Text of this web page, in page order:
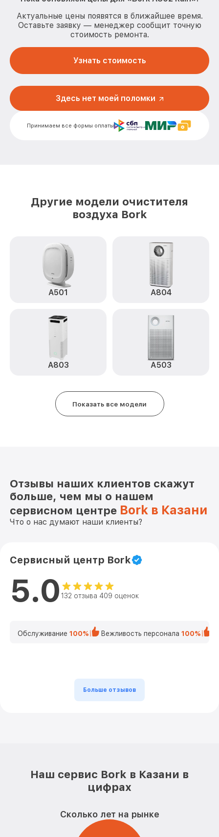
Актуальные цены появятся в ближайшее время.
Оставьте заявку — менеджер сообщит точную
стоимость ремонта.
Узнать стоимость
Принимаем все формы оплаты
Здесь нет моей поломки
Другие модели очистителя
воздуха Bork
A501 A804
A803 А503
Показать все модели
Отзывы наших клиентов скажут
больше, чем мы о нашем
сервисном центре Bork в Казани
Что о нас думают наши клиенты?
Сервисный центр Bork
5.0 132 отзыва 409 оценок
Обслуживание 100% Вежливость персонала 100%
Больше отзывов
Наш сервис Bork в Казани в
цифрах
Сколько лет на рынке